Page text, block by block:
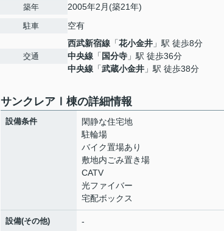
築年 2005年2月(築21年)
駐車 空有
交通
西武新宿線 「花小金井 」駅 徒歩8分
中央線 「 国分寺 」駅 徒歩36分
中央線 「武蔵小金井 」駅 徒歩38分
サンクレアⅠ棟の詳細情報
設備条件
閑静な住宅地
駐輪場
バイク置場あり
敷地内ごみ置き場
CATV
光ファイバー
宅配ボックス
設備(その他) -